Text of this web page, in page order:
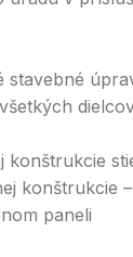
stavebné
konštrukcie
paneli